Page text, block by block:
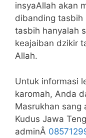
insyaAllah akan
dibanding tasbih
tasbih hanyalah
keajaiban dzikir
Allah.
Untuk informasi
karomah, Anda
Masrukhan sang
Kudus Jawa
adminÂ